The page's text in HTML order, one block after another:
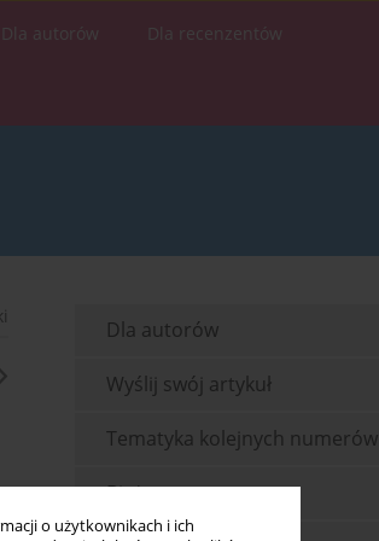
o użytkownikach i ich
Dla autorów Dla recenzentów
Dla autorów
Wyślij swój artykuł
Tematyka kolejnych numerów
Bieżący numer